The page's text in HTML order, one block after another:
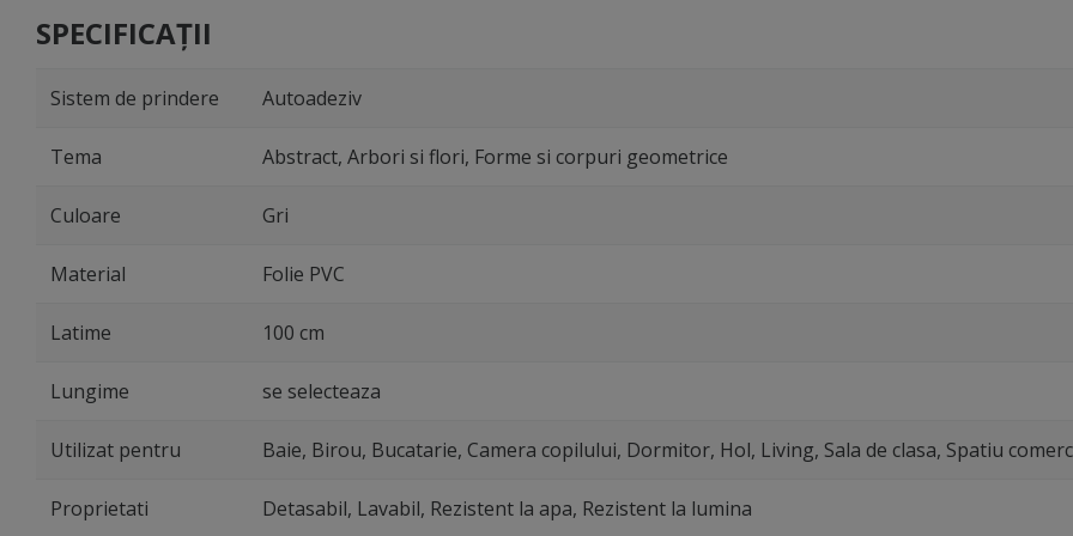
SPECIFICAȚII
Sistem de prindere Autoadeziv
Tema Abstract, Arbori si flori, Forme si corpuri geometrice
Culoare Gri
Material Folie PVC
Latime 100 cm
Lungime se selecteaza
Utilizat pentru Baie, Birou, Bucatarie, Camera copilului, Dormitor, Hol, Living, Sala de clasa, Spatiu
Proprietati Detasabil, Lavabil, Rezistent la apa, Rezistent la lumina